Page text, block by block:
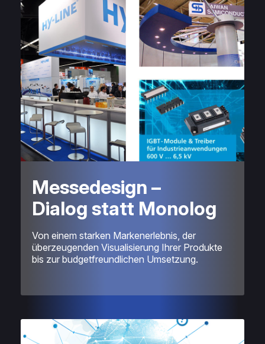
Messedesign –
Dialog statt Monolog
Von einem starken Markenerlebnis, der
überzeugenden Visualisierung Ihrer Produkte
bis zur budgetfreundlichen Umsetzung.